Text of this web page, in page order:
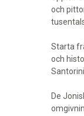
och
Starta
och
De